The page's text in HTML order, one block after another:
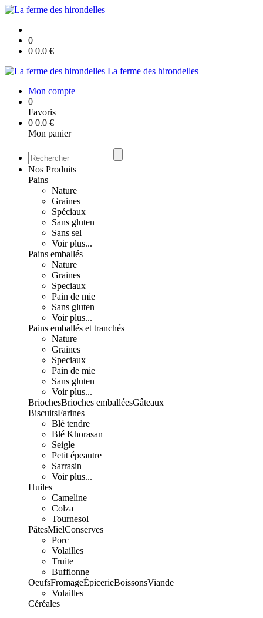
0
0 0.0 €
La ferme des hirondelles
Mon compte
0
Favoris
0 0.0 €
Mon panier
Nos Produits
Pains
Nature
Graines
Spéciaux
Sans gluten
Sans sel
Voir plus...
Pains emballés
Nature
Graines
Speciaux
Pain de mie
Sans gluten
Voir plus...
Pains emballés et tranchés
Nature
Graines
Speciaux
Pain de mie
Sans gluten
Voir plus...
BriochesBrioches emballéesGâteaux
BiscuitsFarines
Blé tendre
Blé Khorasan
Seigle
Petit épeautre
Sarrasin
Voir plus...
Huiles
Cameline
Colza
Tournesol
PâtesMielConserves
Porc
Volailles
Truite
Bufflonne
OeufsFromageÉpicerieBoissonsViande
Volailles
Céréales